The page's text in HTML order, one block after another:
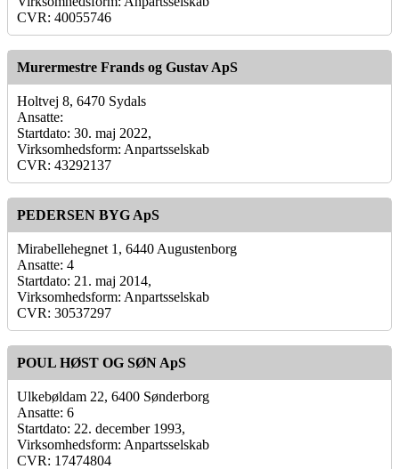
CVR: 40055746
Murermestre Frands og Gustav ApS
Holtvej 8, 6470 Sydals
Ansatte:
Startdato: 30. maj 2022,
Virksomhedsform: Anpartsselskab
CVR: 43292137
PEDERSEN BYG ApS
Mirabellehegnet 1, 6440 Augustenborg
Ansatte: 4
Startdato: 21. maj 2014,
Virksomhedsform: Anpartsselskab
CVR: 30537297
POUL HØST OG SØN ApS
Ulkebøldam 22, 6400 Sønderborg
Ansatte: 6
Startdato: 22. december 1993,
Virksomhedsform: Anpartsselskab
CVR: 17474804